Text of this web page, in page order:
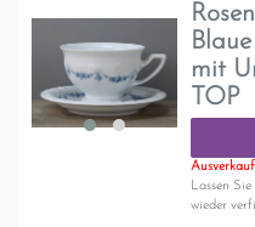
mit
TOP
Lassen
wieder